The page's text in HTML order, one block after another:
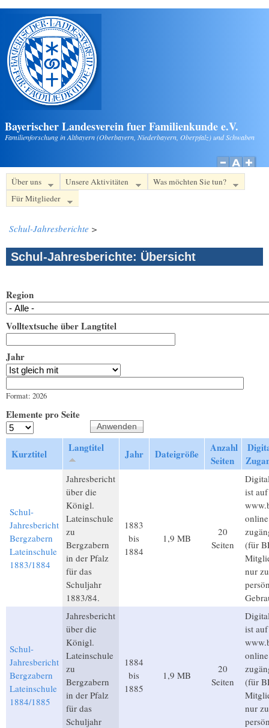
Direkt zum Inhalt
Bayerischer Landesverein fuer Familienkunde e.V.
Familienforschung in Altbayern (Oberbayern, Niederbayern, Oberpfalz) und Schwaben
Über uns Unsere Aktivitäten
Was möchten Sie tun?
Für Mitglieder
Schul-Jahresberichte >
Schul-Jahresberichte: Übersicht
Region
Volltextsuche über Langtitel
Jahr
Format: 2026
Elemente pro Seite
Kurztitel Langtitel Jahr Dateigröße
Anzahl
Seiten
Schul-
Jahresbericht
Bergzabern
Lateinschule
1883/1884
Jahresbericht
über die
Königl.
Lateinschule
zu
Bergzabern
in der Pfalz
für das
Schuljahr
1883/84.
1883
bis
1884
1,9 MB
20
Seiten
ist auf
(für
nur
Schul-
Jahresbericht
Bergzabern
Lateinschule
1884/1885
Jahresbericht
über die
Königl.
Lateinschule
zu
Bergzabern
in der Pfalz
für das
Schuljahr
1884
bis
1885
1,9 MB
20
Seiten
ist auf
(für
nur